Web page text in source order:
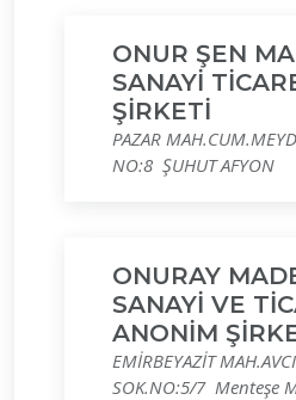
ONUR ŞEN
SANAYİ
ŞİRKETİ
PAZAR
NO:8 ŞUHUT AFYON
ONURAY
SANAYİ VE
ANONİM
EMİRBEYAZİT
SOK.NO:5/7 Menteşe